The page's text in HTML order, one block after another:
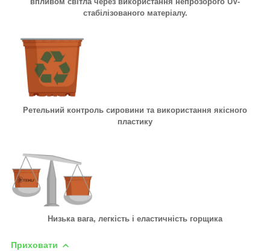
стабілізованого матеріалу.
Ретельний контроль сировини та використання якісного
пластику
Низька вага, легкість і еластичність горщика
Приховати